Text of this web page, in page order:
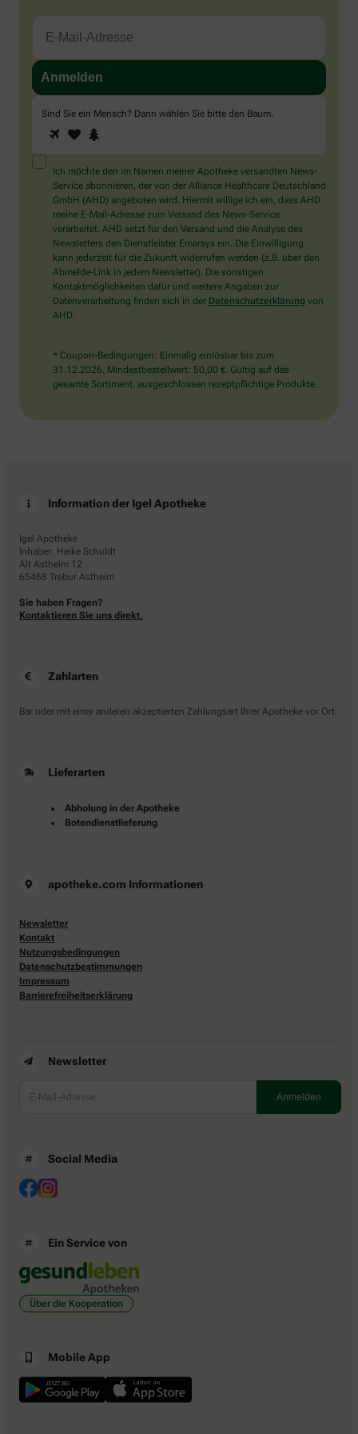
Sind Sie ein Mensch? Dann wählen Sie bitte den Baum.
Sind
Sie
ein
Mensch?
Dann
wählen
Sie
bitte
den
Baum.
1 2
Ich möchte den im Namen meiner Apotheke versandten News-
Service abonnieren, der von der Alliance Healthcare Deutschland
GmbH (AHD) angeboten wird. Hiermit willige ich ein, dass AHD
meine E-Mail-Adresse zum Versand des News-Service
verarbeitet. AHD setzt für den Versand und die Analyse des
Newsletters den Dienstleister Emarsys ein. Die Einwilligung
kann jederzeit für die Zukunft widerrufen werden (z.B. über den
Abmelde-Link in jedem Newsletter). Die sonstigen
Kontaktmöglichkeiten dafür und weitere Angaben zur
Datenverarbeitung finden sich in der Datenschutzerklärung von
AHD.
* Coupon-Bedingungen: Einmalig einlösbar bis zum
31.12.2026. Mindestbestellwert: 50,00 €. Gültig auf das
gesamte Sortiment, ausgeschlossen rezeptpflichtige Produkte.
Information der Igel Apotheke
Igel Apotheke
Inhaber: Heike Schuldt
Alt Astheim 12
65468 Trebur Astheim
Sie haben Fragen?
Kontaktieren Sie uns direkt.
Zahlarten
Bar oder mit einer anderen akzeptierten Zahlungsart Ihrer Apotheke vor Ort.
Lieferarten
Abholung in der Apotheke
Botendienstlieferung
apotheke.com Informationen
Newsletter
Kontakt
Nutzungsbedingungen
Datenschutzbestimmungen
Impressum
Barrierefreiheitserklärung
Newsletter
Social Media
Ein Service von
Über die Kooperation
Mobile App